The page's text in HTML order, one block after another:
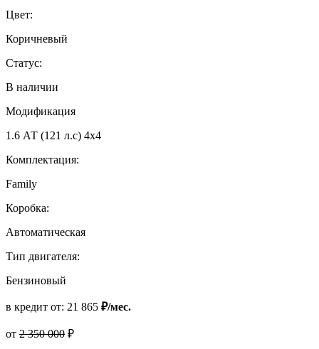
Цвет:
Коричневый
Статус:
В наличии
Модификация
1.6 АТ (121 л.с) 4х4
Комплектация:
Family
Коробка:
Автоматическая
Тип двигателя:
Бензиновый
в кредит от: 21 865 ₽/мес.
от 2 350 000 ₽